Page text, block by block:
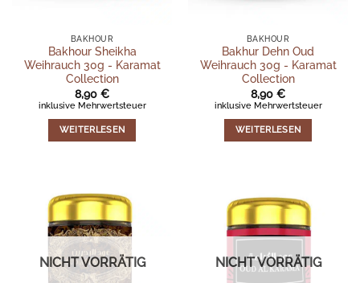
BAKHOUR
Bakhour Sheikha
Weihrauch 30g - Karamat
Collection
8,90 €
inklusive Mehrwertsteuer
WEITERLESEN
BAKHOUR
Bakhur Dehn Oud
Weihrauch 30g - Karamat
Collection
8,90 €
inklusive Mehrwertsteuer
WEITERLESEN
NICHT VORRÄTIG NICHT VORRÄTIG